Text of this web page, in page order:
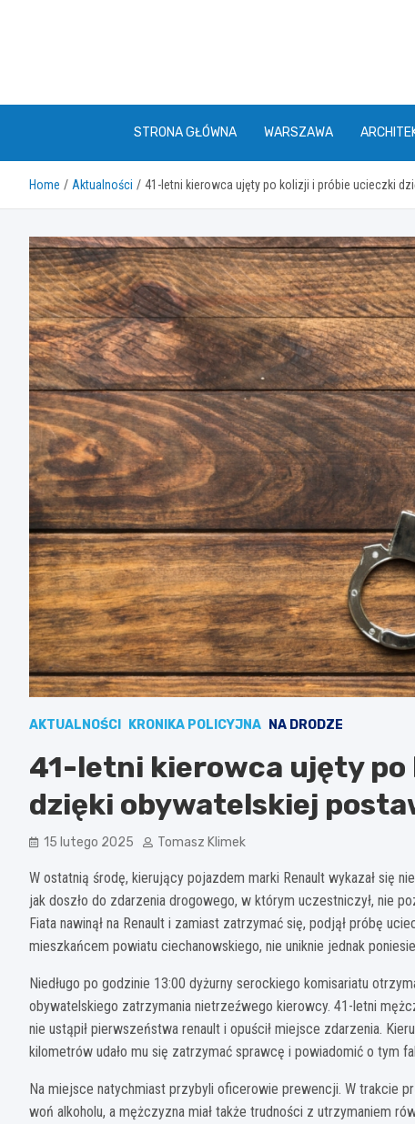
STRONA GŁÓWNA WARSZAWA
Home Aktualności 41-letni kierowca ujęty po kolizji i próbie ucieczki
AKTUALNOŚCI KRONIKA POLICYJNA NA DRODZE
41-letni kierowca ujęty
dzięki obywatelskiej
15 lutego 2025 Tomasz Klimek
W ostatnią środę, kierujący pojazdem marki Renault wykazał się
jak doszło do zdarzenia drogowego, w którym uczestniczył, nie
Fiata nawinął na Renault i zamiast zatrzymać się, podjął próbę
mieszkańcem powiatu ciechanowskiego, nie uniknie jednak
Niedługo po godzinie 13:00 dyżurny serockiego komisariatu
obywatelskiego zatrzymania nietrzeźwego kierowcy. 41-letni
nie ustąpił pierwszeństwa renault i opuścił miejsce zdarzenia.
kilometrów udało mu się zatrzymać sprawcę i powiadomić o tym
Na miejsce natychmiast przybyli oficerowie prewencji. W trakcie
woń alkoholu, a mężczyzna miał także trudności z utrzymaniem